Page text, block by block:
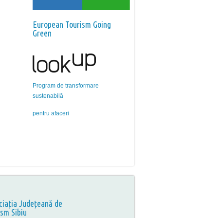
European Tourism Going
Green
Program de transformare
sustenabilă
pentru afaceri
Județeană de
Sibiu